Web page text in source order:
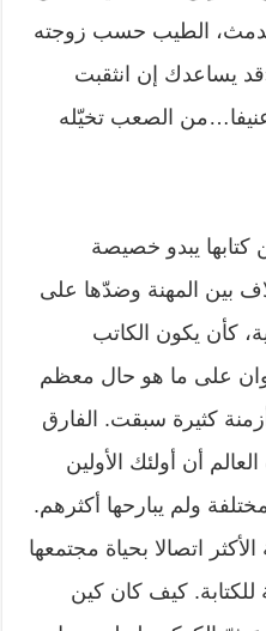
الدمث، الطيب حسب زوجته
يساعدك إن انثقبت
الصعب تخيّله
كتابها يبدو خصيصة
بين المهنة وضدّها على
كأن يكون الكاتب
على ما هو حال معظم
كثيرة سبقت. الفارق
أن أولئك الأولين
ولم يبارحها أكثرهم.
اتصالا بحياة مجتمعها
للكتابة. كيف كان كين